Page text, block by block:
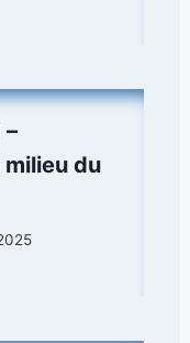
milieu du